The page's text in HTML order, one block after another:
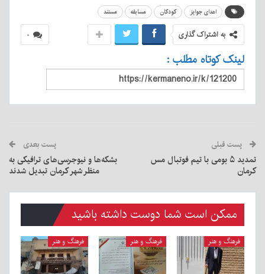
اهدای جوایز کودکان مسابقه مستند
۰ به اشتراک گذاری
لینک کوتاه مطلب :
پست قبلی
تمدید ۵ بومی با تیم فوتبال مس
کرمان
پست بعدی
بشکه‌ها و نیوجرسی‌های ترافیکی به
منظر شهر کرمان تبدیل شدند
ممکن است شما دوست داشته باشید
فرهنگ و هنر فرهنگ و هنر فرهنگ و هنر